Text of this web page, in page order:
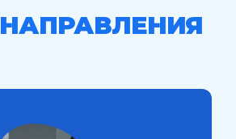
НАПРАВЛЕНИЯ